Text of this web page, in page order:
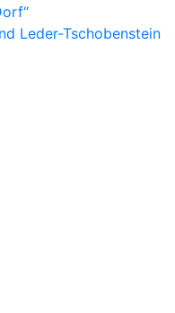
Leder-Tschobenstein